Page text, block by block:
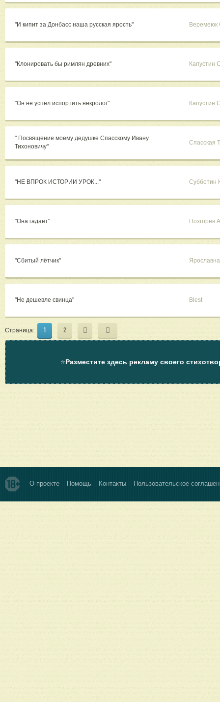
"И кипит за Донбасс наша русская ярость" Веремеюк
"Клонировать бы римлян древних" Капустин
"Он не успел испортить некролог" Капустин
" Посвящение моему дедушке Спасскому Ивану
Тихоновичу"
Спасская
"НЕ ВПРОК ИСТОРИИ УРОК..." Субботин
"Она гадает" Позгорев
"Сбитый лётчик" Ярославна
"Не дешевле свинца" Blest
Страница: 1 2
⭐Разместите здесь рекламу своего
О проекте Помощь Контакты Пользовательское